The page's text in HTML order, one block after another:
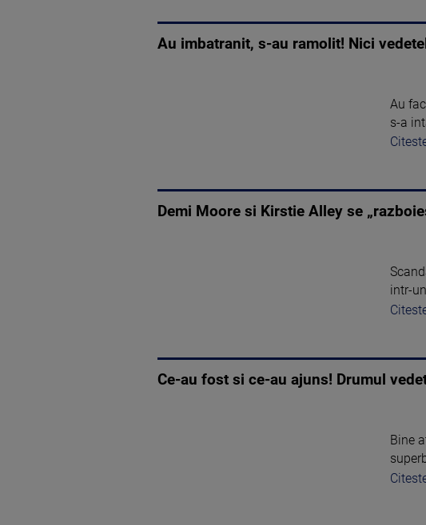
Au imbatranit, s-au ramolit! Nici
Au
s-a
Demi Moore si Kirstie Alley se
intr-
Ce-au fost si ce-au ajuns! Drumul
Bine